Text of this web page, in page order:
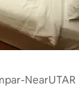
NearUTAR